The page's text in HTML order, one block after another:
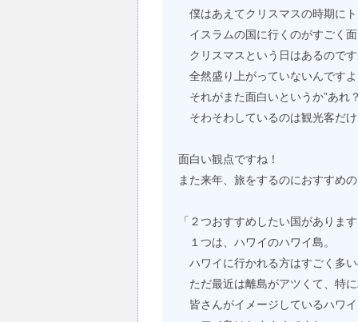
僕はあえてクリスマスの時期に
イスラムの国に行くのがすごく
クリスマスという日はあるので
全然盛り上がっていないんです
それがまた面白いというか”あれ
そわそわしているのは観光客だ
面白い観点ですね！
また来年、旅をするのにおすすめ
「２つおすすめしたい国がありま
１つは、ハワイのハワイ島。
ハワイに行かれる方はすごく多
ただ最近は離島がアツくて、特
皆さんがイメージしているハワ